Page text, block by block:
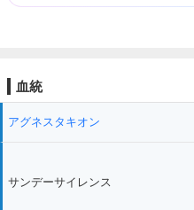
血統
アグネスタキオン
サンデーサイレンス